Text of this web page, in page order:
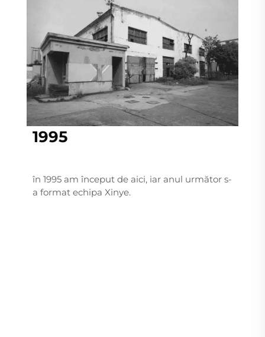
1995
în 1995 am început de aici, iar anul următor s-
a format echipa Xinye.